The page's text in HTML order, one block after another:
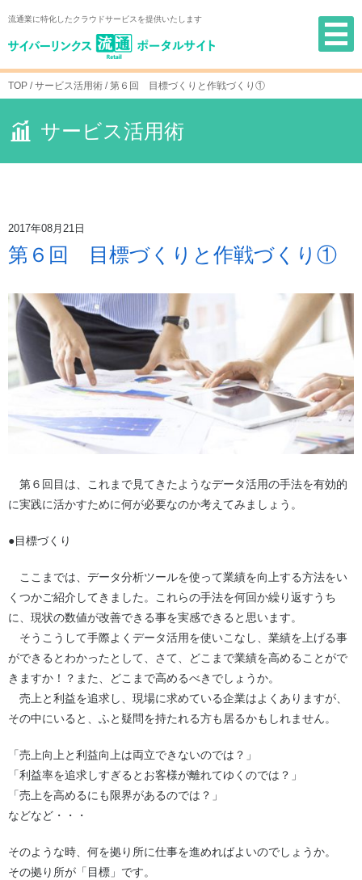
content
流通業に特化したクラウドサービスを提供いたします
TOP /サービス活用術 /第６回 目標づくりと作戦づくり①
サービス活用術
2017年08月21日
第６回 目標づくりと作戦づくり①
第６回目は、これまで見てきたようなデータ活用の手法を有効的
に実践に活かすために何が必要なのか考えてみましょう。
●目標づくり
ここまでは、データ分析ツールを使って業績を向上する方法をい
くつかご紹介してきました。これらの手法を何回か繰り返すうち
に、現状の数値が改善できる事を実感できると思います。
そうこうして手際よくデータ活用を使いこなし、業績を上げる事
ができるとわかったとして、さて、どこまで業績を高めることがで
きますか！？また、どこまで高めるべきでしょうか。
売上と利益を追求し、現場に求めている企業はよくありますが、
その中にいると、ふと疑問を持たれる方も居るかもしれません。
「売上向上と利益向上は両立できないのでは？」
「利益率を追求しすぎるとお客様が離れてゆくのでは？」
「売上を高めるにも限界があるのでは？」
などなど・・・
そのような時、何を拠り所に仕事を進めればよいのでしょうか。
その拠り所が「目標」です。